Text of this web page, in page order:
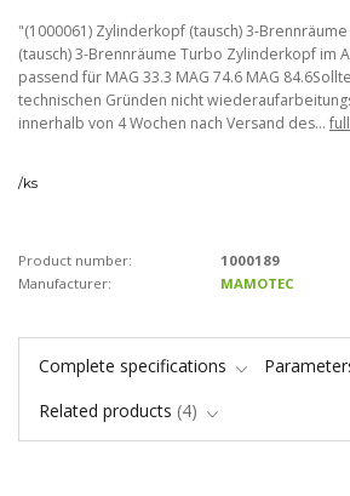
"(1000061) Zylinderkopf (tausch) 3-
(tausch) 3-Brennräume Turbo Zylinderkopf im
passend für MAG 33.3 MAG 74.6 MAG
technischen Gründen nicht
innerhalb von 4 Wochen nach Versand des...
/ks
Product number:
1000189
Manufacturer:
MAMOTEC
Complete specifications
Related products 4